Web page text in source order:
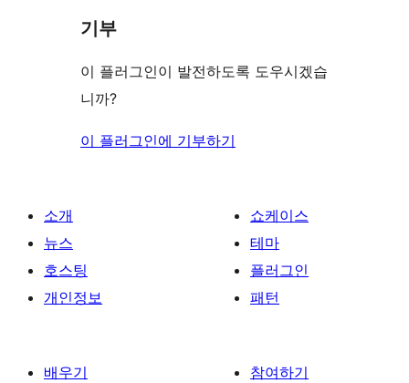
기부
이 플러그인이 발전하도록 도우시겠습
니까?
이 플러그인에 기부하기
소개
뉴스
호스팅
개인정보
쇼케이스
테마
플러그인
패턴
배우기
참여하기